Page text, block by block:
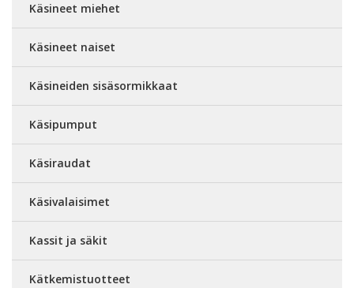
Käsineet miehet
Käsineet naiset
Käsineiden sisäsormikkaat
Käsipumput
Käsiraudat
Käsivalaisimet
Kassit ja säkit
Kätkemistuotteet